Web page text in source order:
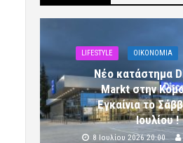
LIFESTYLE OIKONOMIA
Νέο κατάστημα
Markt στην
Εγκαίνια το
Ιουλίου !
8 Ιουλίου 2026 20:00